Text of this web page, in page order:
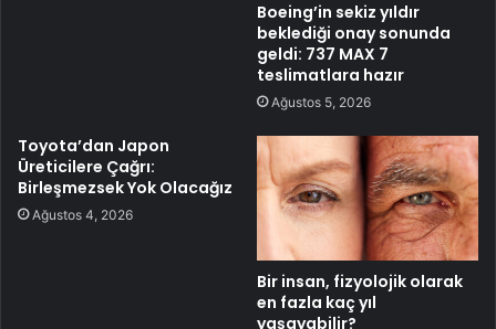
Boeing’in sekiz yıldır
beklediği onay sonunda
geldi: 737 MAX 7
teslimatlara hazır
Ağustos 5, 2026
Toyota’dan Japon
Üreticilere Çağrı:
Birleşmezsek Yok Olacağız
Ağustos 4, 2026
Bir insan, fizyolojik olarak
en fazla kaç yıl
yaşayabilir?